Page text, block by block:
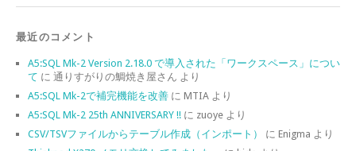
最近のコメント
A5:SQL Mk-2 Version 2.18.0 で導入された「ワークスペース」につい
て に 通りすがりの鯛焼き屋さん より
A5:SQL Mk-2で補完機能を改善 に MTIA より
A5:SQL Mk-2 25th ANNIVERSARY !! に zuoye より
CSV/TSVファイルからテーブル作成（インポート）
に Enigma より